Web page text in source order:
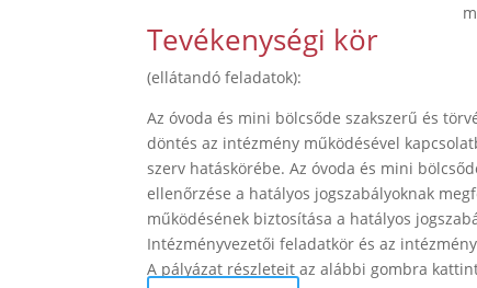
Tevékenységi kör
(ellátandó feladatok):
Az óvoda és mini bölcsőde szakszerű és
döntés az intézmény működésével
szerv hatáskörébe. Az óvoda és mini
ellenőrzése a hatályos jogszabályoknak
működésének biztosítása a hatályos
Intézményvezetői feladatkör és az
A pályázat részleteit az alábbi gombra